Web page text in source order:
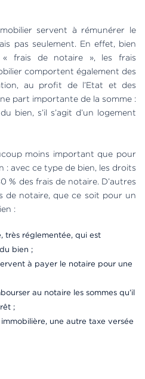
servent à rémunérer le
pas seulement. En effet, bien
« frais de notaire », les frais
comportent également des
au profit de l’Etat et des
part importante de la somme :
bien, s’il s’agit d’un logement
moins important que pour
: avec ce type de bien, les droits
des frais de notaire. D’autres
de notaire, que ce soit pour un
:
très réglementée, qui est
bien ;
à payer le notaire pour une
au notaire les sommes qu’il
;
une autre taxe versée